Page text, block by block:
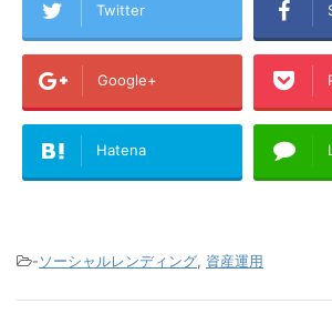
Twitter
Google+
Hatena
-ソーシャルレンディング, 資産運用